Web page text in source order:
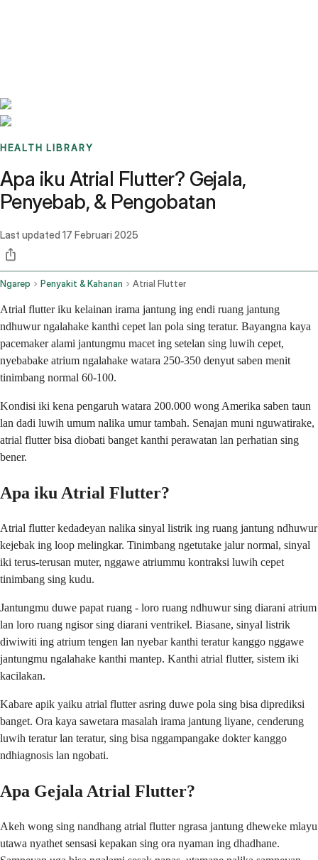
HEALTH LIBRARY
Apa iku Atrial Flutter? Gejala,
Penyebab, & Pengobatan
Last updated 17 Februari 2025
Ngarep Penyakit & Kahanan Atrial Flutter
Atrial flutter iku kelainan irama jantung ing endi ruang jantung
ndhuwur ngalahake kanthi cepet lan pola sing teratur. Bayangna kaya
pacemaker alami jantungmu macet ing setelan sing luwih cepet,
nyebabake atrium ngalahake watara 250-350 denyut saben menit
tinimbang normal 60-100.
Kondisi iki kena pengaruh watara 200.000 wong Amerika saben taun
lan dadi luwih umum nalika umur tambah. Senajan muni nguwatirake,
atrial flutter bisa diobati banget kanthi perawatan lan perhatian sing
bener.
Apa iku Atrial Flutter?
Atrial flutter kedadeyan nalika sinyal listrik ing ruang jantung ndhuwur
kejebak ing loop melingkar. Tinimbang ngetutake jalur normal, sinyal
iki terus-terusan muter, nggawe atriummu kontraksi luwih cepet
tinimbang sing kudu.
Jantungmu duwe papat ruang - loro ruang ndhuwur sing diarani atrium
lan loro ruang ngisor sing diarani ventrikel. Biasane, sinyal listrik
diwiwiti ing atrium tengen lan nyebar kanthi teratur kanggo nggawe
jantungmu ngalahake kanthi mantep. Kanthi atrial flutter, sistem iki
kacilakan.
Kabare apik yaiku atrial flutter asring duwe pola sing bisa diprediksi
banget. Ora kaya sawetara masalah irama jantung liyane, cenderung
luwih teratur lan teratur, sing bisa nggampangake dokter kanggo
ndhiagnosis lan ngobati.
Apa Gejala Atrial Flutter?
Akeh wong sing nandhang atrial flutter ngrasa jantung dheweke mlayu
utawa nyathet sensasi kepakan sing ora nyaman ing dhadhane.